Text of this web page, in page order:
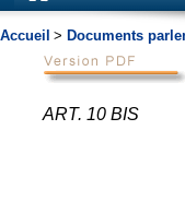
Accueil > Documents
ART. 10 BIS